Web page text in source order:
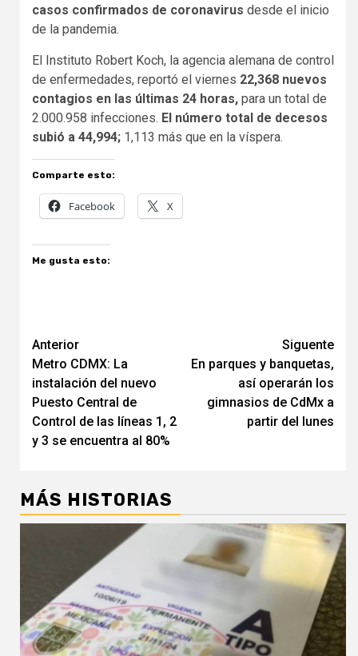
casos confirmados de coronavirus desde el inicio
de la pandemia.
El Instituto Robert Koch, la agencia alemana de control
de enfermedades, reportó el viernes 22,368 nuevos
contagios en las últimas 24 horas, para un total de
2.000.958 infecciones. El número total de decesos
subió a 44,994; 1,113 más que en la víspera.
Comparte esto:
Facebook X
Me gusta esto:
Navegación
de
entradas
Anterior
Metro CDMX: La
instalación del nuevo
Puesto Central de
Control de las líneas 1, 2
y 3 se encuentra al 80%
Siguente
En parques y banquetas,
así operarán los
gimnasios de CdMx a
partir del lunes
MÁS HISTORIAS